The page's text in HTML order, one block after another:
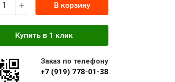
В корзину
Заказ по телефону
+7 (919) 778-01-38